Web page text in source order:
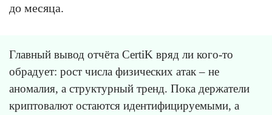
до месяца.
Главный вывод отчёта CertiK вряд ли кого-то
обрадует: рост числа физических атак – не
аномалия, а структурный тренд. Пока держатели
криптовалют остаются идентифицируемыми, а